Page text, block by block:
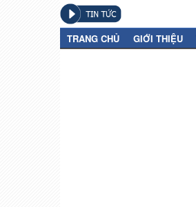
TRANG CHỦ GIỚI THIỆU